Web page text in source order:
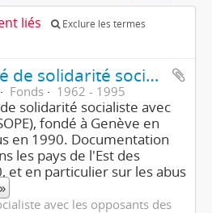
liés
Exclure les termes
Fonds du Comité de solidarité socialiste avec les opposants des pays de l'est (CSSOPE)
Fonds 1962 - 1995
solidarité socialiste avec
fondé à Genève en
en 1990. Documentation
les pays de l'Est des
et en particulier sur les abus
»
avec les opposants des